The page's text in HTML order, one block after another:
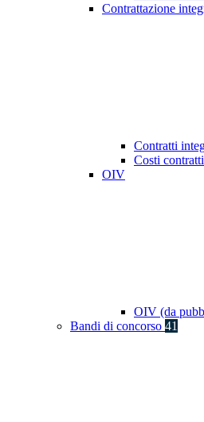
Contrattazione
Contratti
Costi
OIV
OIV (da
Bandi di concorso 41